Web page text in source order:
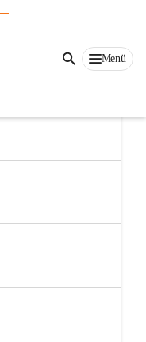
Menü
Wirtschaft